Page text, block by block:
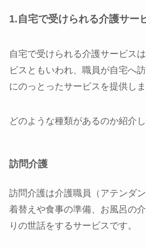
1.自宅で受けられる介護サー
自宅で受けられる介護サービス
ビスともいわれ、職員が自宅へ
にのっとったサービスを提供しま
どのような種類があるのか紹介し
訪問介護
訪問介護は介護職員（アテンダン
着替えや食事の準備、お風呂の
りの世話をするサービスです。